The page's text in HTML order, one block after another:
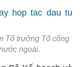
Tổ trưởng Tổ công
ngoài.